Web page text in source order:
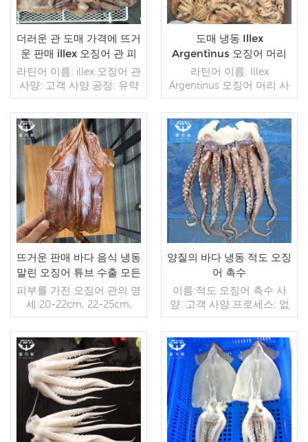
더러운 관 도매 가격에 뜨거
운 판매 illex 오징어 관 피
부
라틴어 이름: illex 오징어 관
사양: 고객 사양 공정: 유약
의 피부 : IQF 40%(맞춤형)
포장: 1kg/가방, 10kg/직물
가방(맞춤형) 판매 모델: 도
매/수출 최소 주문: 20피트
컨테이너 / 40피트 컨테이
너 지불: TT / 보자마자 취
소 불가능한 LC 확인 배송:
입금 확인 후 20일 이내 원
산지: 중국 브랜드: 푸 완 항
더 읽기
도매 냉동 Illex
Argentinus 오징어 머리
판매
라틴어 이름: Illex
Argentinus 오징어 머리 사
양: 고객 사양 공정: 컷 글레
이징: BQF 40% (맞춤형) 포
장: 1kg / 백, 10kg / 우븐 백
(맞춤형) 판매 모델: 도매/수
출 최소 주문: 20피트 컨테
이너 / 40피트 컨테이너 지
불: TT / 보자마자 취소 불
가능한 LC 확인 배송: 입금
확인 후 20일 이내 원산지:
중국 브랜드: 푸 완 항
더 읽기
뜨거운 판매 바다 음식 냉동
말린 오징어 튜브 수출 모든
종류의 해산물 도매 공급 업
체
피부를 가진 오징어 관의 명
세:20-22cm, 22-25cm,
>=25cm, 맞춤형 오징어관
사양 : U3, U5, U7 가공 : 세
척 - 절단 - 냉동 IQF 오징
어부위 : 오징어관, 오징어
링, 오징어촉수, 오징어원료
유통기한 : 레조 18도 이하
에서 12개월
더 읽기
양질의 바다 냉동 적도 오징
어 촉수
이름:적도 오징어 촉수 사
양: 고객 사양 프로세스: 없
음 유약: 5%, 10%, 20%,
30%, 40%, 45%(맞춤형) 포
장: 1kg / 가방, 10kg / 짠 가
방 (맞춤형) 판매 모델: 도
매/수출 min. 주문: 20피트
컨테이너 / 40피트 컨테이
너 지불: 보자마자 TT / С확
인된 취소 불가능한 LC 배
송: 입금 확인 후 20일 이내
더 읽기